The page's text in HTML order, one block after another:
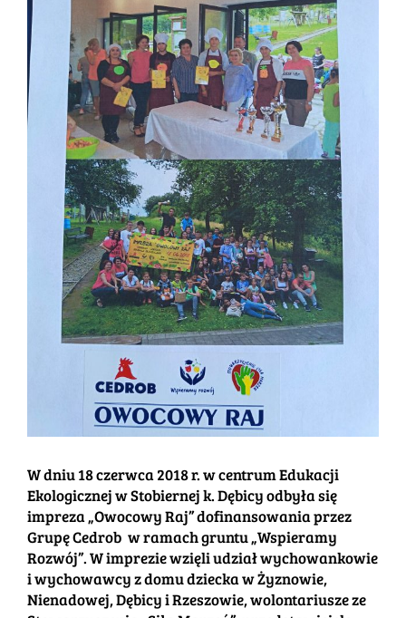
obrazek
W dniu 18 czerwca 2018 r. w centrum Edukacji
Ekologicznej w Stobiernej k. Dębicy odbyła się
impreza „Owocowy Raj” dofinansowania przez
Grupę Cedrob w ramach gruntu „Wspieramy
Rozwój”. W imprezie wzięli udział wychowankowie
i wychowawcy z domu dziecka w Żyznowie,
Nienadowej, Dębicy i Rzeszowie, wolontariusze ze